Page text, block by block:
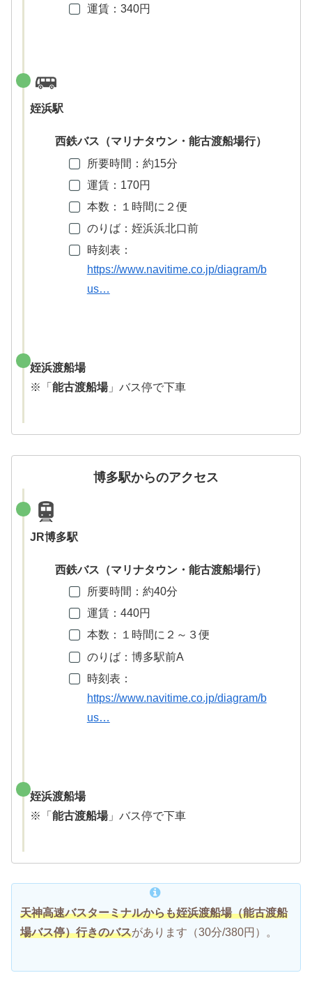
運賃：340円
姪浜駅
西鉄バス（マリナタウン・能古渡船場行）
所要時間：約15分
運賃：170円
本数：１時間に２便
のりば：姪浜浜北口前
時刻表：
https://www.navitime.co.jp/diagram/b
us…
姪浜渡船場
※「 能古渡船場」バス停で下車
博多駅からのアクセス
JR博多駅
西鉄バス（マリナタウン・能古渡船場行）
所要時間：約40分
運賃：440円
本数：１時間に２～３便
のりば：博多駅前A
時刻表：
https://www.navitime.co.jp/diagram/b
us…
姪浜渡船場
※「 能古渡船場」バス停で下車
天神高速バスターミナルからも姪浜渡船場（能古渡船
場バス停）行きのバスがあります（30分/380円）。